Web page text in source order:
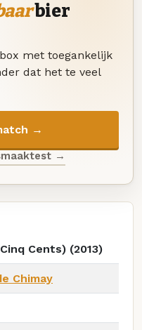
bier
met toegankelijk
dat het te veel
→
→
Cents) (2013)
Chimay